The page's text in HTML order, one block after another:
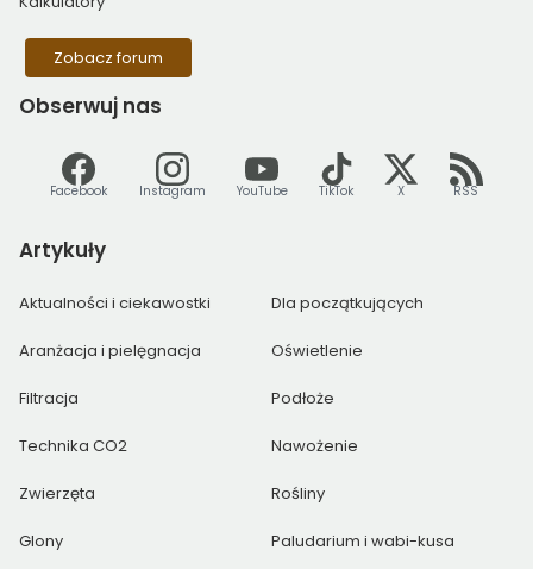
Zobacz forum
Obserwuj nas
Facebook Instagram YouTube TikTok X RSS
Artykuły
Aktualności i ciekawostki Dla początkujących
Aranżacja i pielęgnacja Oświetlenie
Filtracja Podłoże
Technika CO2 Nawożenie
Zwierzęta Rośliny
Glony Paludarium i wabi-kusa